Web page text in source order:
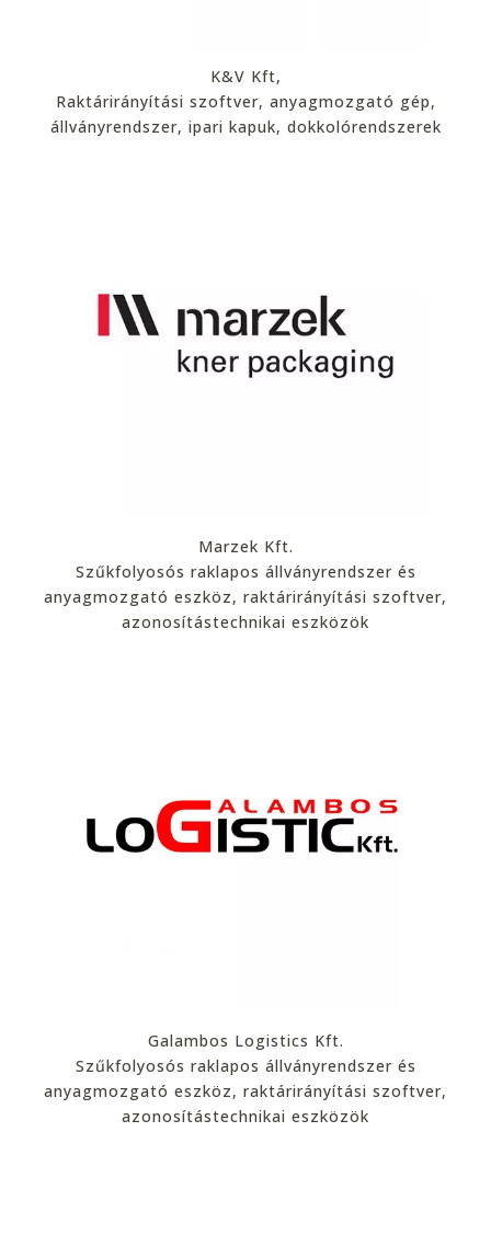
K&V Kft,
Raktárirányítási szoftver, anyagmozgató gép,
állványrendszer, ipari kapuk, dokkolórendszerek
Marzek Kft.
Szűkfolyosós raklapos állványrendszer és
anyagmozgató eszköz, raktárirányítási szoftver,
azonosítástechnikai eszközök
Galambos Logistics Kft.
Szűkfolyosós raklapos állványrendszer és
anyagmozgató eszköz, raktárirányítási szoftver,
azonosítástechnikai eszközök